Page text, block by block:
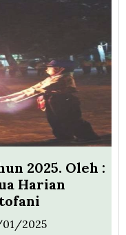
2025. Oleh :
Harian
2025